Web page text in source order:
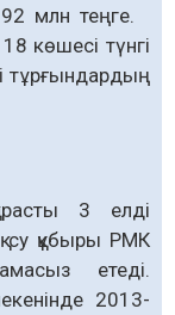
млн теңге.
көшесі түнгі
тұрғындардың
3 елді
су құбыры РМК
етеді.
2013-